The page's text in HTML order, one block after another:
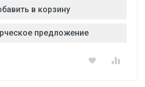
в корзину
предложение